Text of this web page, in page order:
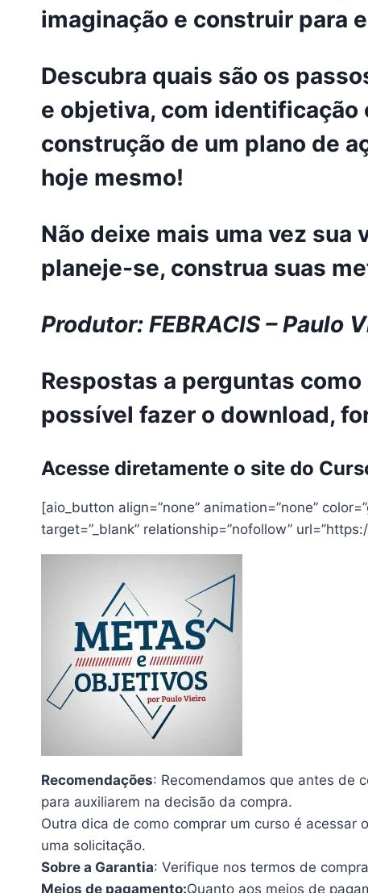
imaginação e construir para
Descubra quais são os
e objetiva, com identificação
construção de um plano de
hoje mesmo!
Não deixe mais uma vez
planeje-se, construa suas
Produtor: FEBRACIS – Paulo
Respostas a perguntas
possível fazer o download,
Acesse diretamente o site do
[aio_button align=”none” animation=”none”
target=”_blank” relationship=”nofollow”
Recomendações: Recomendamos que antes de
para auxiliarem na decisão da compra.
Outra dica de como comprar um curso é acessar
uma solicitação.
Sobre a Garantia: Verifique nos termos de
Meios de pagamento:Quanto aos meios de